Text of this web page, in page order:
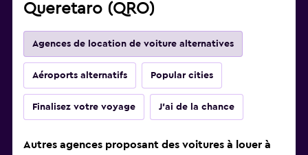
Queretaro (QRO)
Agences de location de voiture alternatives
Aéroports alternatifs Popular cities
Finalisez votre voyage J'ai de la chance
Autres agences proposant des voitures à louer à